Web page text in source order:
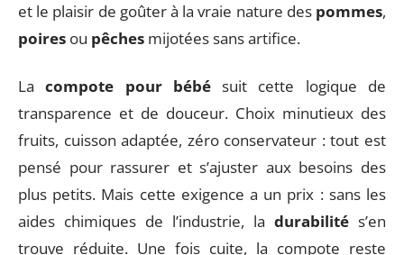
et le plaisir de goûter à la vraie nature des pommes,
poires ou pêches mijotées sans artifice.
Lacompote pour bébésuit cette logique de
transparence et de douceur. Choix minutieux des
fruits, cuisson adaptée, zéro conservateur : tout est
pensé pour rassurer et s’ajuster aux besoins des
plus petits. Mais cette exigence a un prix : sans les
aides chimiques de l’industrie, la durabilité s’en
trouve réduite. Une fois cuite, la compote reste